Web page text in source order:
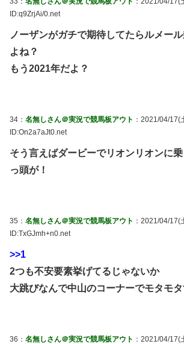
ID:q9ZrjAi/0.net
ノーザンがガチで期待してたらルメー
よね？
もう2021年だよ？
34： 名無しさん＠実況で競馬板アウト ：2021/04/17(
ID:On2a7aJt0.net
そう言えばダービーでリオンリオンに
っ頭が！
35： 名無しさん＠実況で競馬板アウト ：2021/04/17(
ID:TxGJmh+n0.net
>>1
2つも不安要素挙げてるじゃないか
大跳びなんで中山のコーナーでモタモ
36： 名無しさん＠実況で競馬板アウト ：2021/04/17(